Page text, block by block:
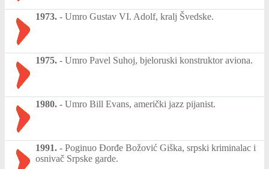
1973. - Umro Gustav VI. Adolf, kralj Švedske.
1975. - Umro Pavel Suhoj, bjeloruski konstruktor aviona.
1980. - Umro Bill Evans, američki jazz pijanist.
1991. - Poginuo Đorđe Božović Giška, srpski kriminalac i
osnivač Srpske garde.